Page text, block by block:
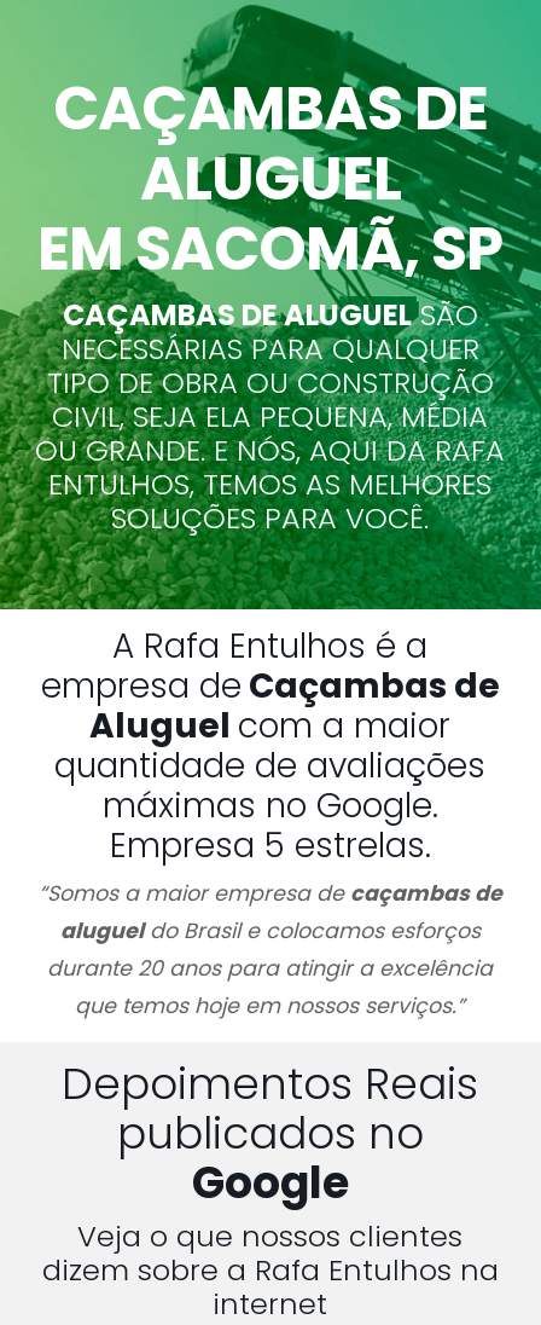
CAÇAMBAS DE
ALUGUEL
EM SACOMÃ, SP
CAÇAMBAS DE ALUGUELSÃO
NECESSÁRIAS PARA QUALQUER
TIPO DE OBRA OU CONSTRUÇÃO
CIVIL, SEJA ELA PEQUENA, MÉDIA
OU GRANDE. E NÓS, AQUI DA RAFA
ENTULHOS, TEMOS AS MELHORES
SOLUÇÕES PARA VOCÊ.
A Rafa Entulhos é a
empresa de Caçambas de
Aluguel com a maior
quantidade de avaliações
máximas no Google.
Empresa 5 estrelas.
“Somos a maior empresa de caçambas de
alugueldo Brasil e colocamos esforços
durante 20 anos para atingir a excelência
que temos hoje em nossos serviços.”
Depoimentos Reais
publicados no
Google
Veja o que nossos clientes
dizem sobre a Rafa Entulhos na
internet